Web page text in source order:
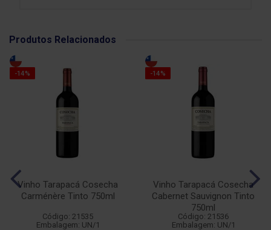
Produtos Relacionados
-14%
Vinho Tarapacá Cosecha
Carménère Tinto 750ml
Código: 21535
Embalagem: UN/1
-14%
Vinho Tarapacá Cosecha
Cabernet Sauvignon Tinto
750ml
Código: 21536
Embalagem: UN/1